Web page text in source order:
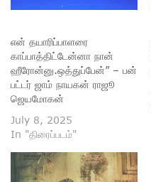
என் தயாரிப்பாளரை
காப்பாத்திட்டேன்னா நான்
ஹீரோன்னு.ஒத்துப்பேன்” – பன்
பட்டர் ஜாம் நாயகன் ராஜூ
ஜெயமோகன்
July 8, 2025
In "திரைப்படம்"